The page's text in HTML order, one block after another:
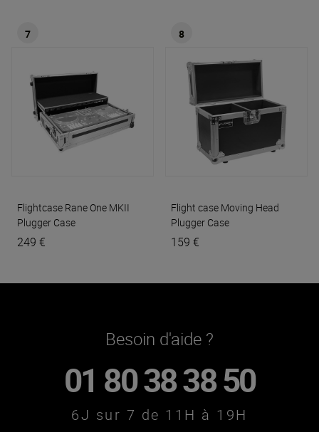
7
Flightcase Rane One MKII
Plugger Case
249 €
8
Flight case Moving Head
Plugger Case
159 €
Besoin d'aide ?
01 80 38 38 50
6J sur 7 de 11H à 19H